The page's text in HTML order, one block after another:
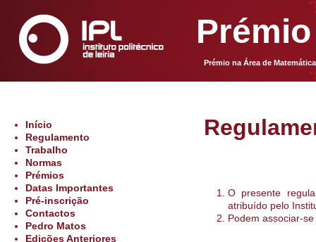
Prémio na Área de
O presente
atribuído pelo
Podem associar-
Início
Regulamento
Trabalho
Normas
Prémios
Datas Importantes
Pré-inscrição
Contactos
Pedro Matos
Edições Anteriores